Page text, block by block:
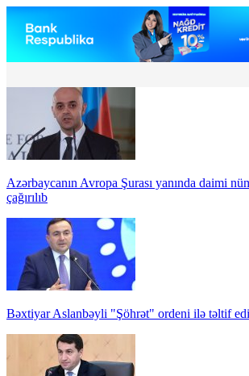
Azərbaycanın Avropa Şurası yanında daimi
çağırılıb
Bəxtiyar Aslanbəyli "Şöhrət" ordeni ilə təltif